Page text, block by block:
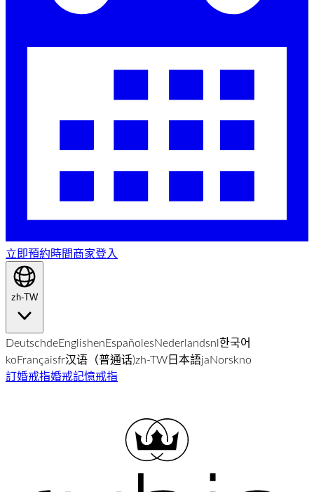
立即預約時間商家登入
zh-TW
DeutschdeEnglishenEspañolesNederlandsnl한국어
koFrançaisfr汉语（普通话)zh-TW日本語jaNorskno
訂婚戒指婚戒記憶戒指